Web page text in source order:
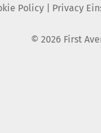
Policy| Privacy
© 2026 First